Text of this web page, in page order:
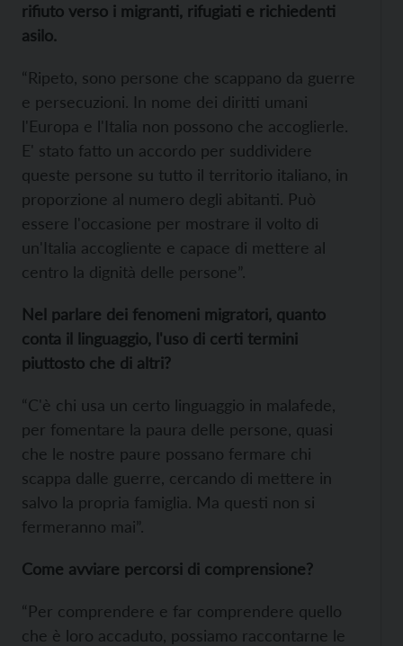
rifiuto verso i migranti, rifugiati e richiedenti
asilo.
“Ripeto, sono persone che scappano da guerre
e persecuzioni. In nome dei diritti umani
l'Europa e l'Italia non possono che accoglierle.
E' stato fatto un accordo per suddividere
queste persone su tutto il territorio italiano, in
proporzione al numero degli abitanti. Può
essere l'occasione per mostrare il volto di
un'Italia accogliente e capace di mettere al
centro la dignità delle persone”.
Nel parlare dei fenomeni migratori, quanto
conta il linguaggio, l'uso di certi termini
piuttosto che di altri?
“C'è chi usa un certo linguaggio in malafede,
per fomentare la paura delle persone, quasi
che le nostre paure possano fermare chi
scappa dalle guerre, cercando di mettere in
salvo la propria famiglia. Ma questi non si
fermeranno mai”.
Come avviare percorsi di comprensione?
“Per comprendere e far comprendere quello
che è loro accaduto, possiamo raccontarne le